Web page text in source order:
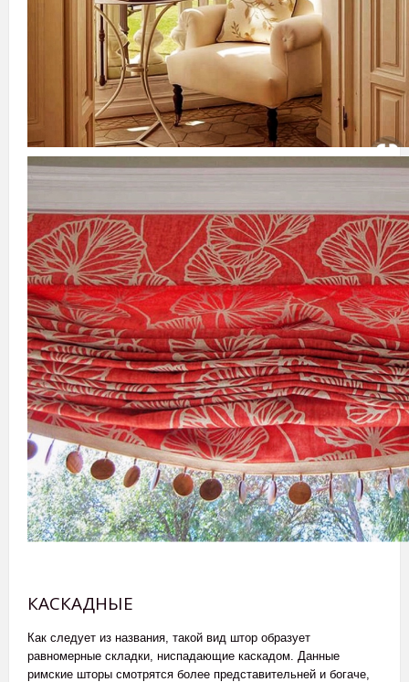
КАСКАДНЫЕ
Как следует из названия, такой вид штор образует
равномерные складки, ниспадающие каскадом. Данные
римские шторы смотрятся более представительней и богаче,